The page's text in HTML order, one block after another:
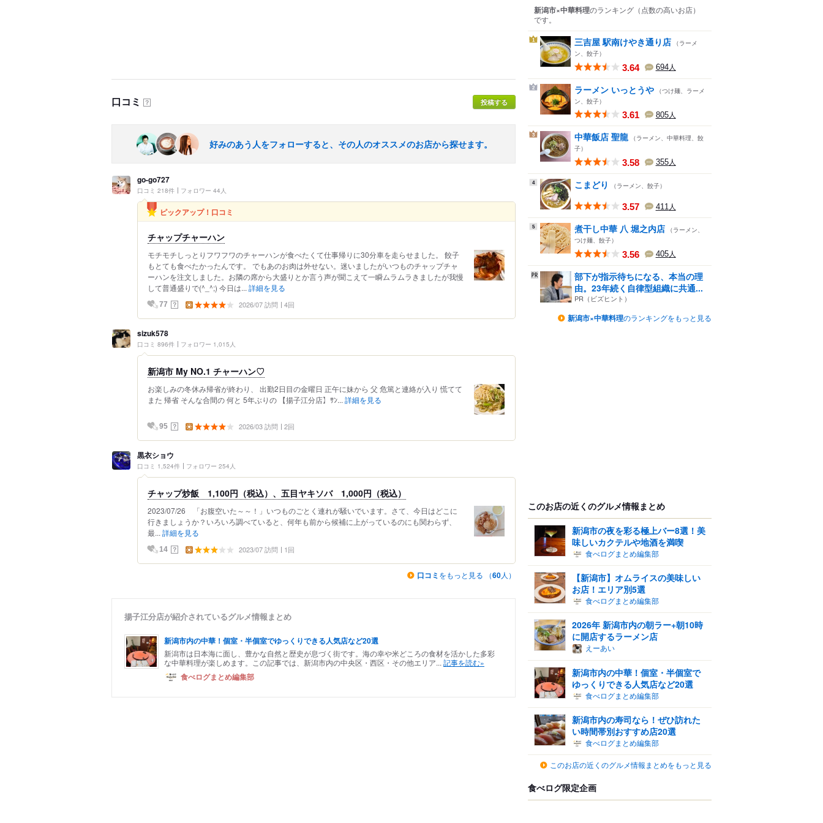
口コミ ？ 投稿する
好みのあう人をフォローすると、その人のオススメのお店から探せます。
go-go727
口コミ 218件 フォロワー 44人
ピックアップ！口コミ
チャップチャーハン
モチモチしっとりフワフワのチャーハンが食べたくて仕事帰りに30分車を走らせました。 餃子
もとても食べたかったんです。 でもあのお肉は外せない。迷いましたがいつものチャップチャ
ーハンを注文しました。お隣の席から大盛りとか言う声が聞こえて一瞬ムラムラきましたが我慢
して普通盛りで(^_^;) 今日は... 詳細を見る
77 ？ 2026/07 訪問 4回
sizuk578
口コミ 896件 フォロワー 1,015人
新潟市 My NO.1 チャーハン♡
お楽しみの冬休み帰省が終わり、 出勤2日目の金曜日 正午に妹から 父 危篤と連絡が入り 慌てて
また 帰省 そんな合間の 何と 5年ぶりの 【揚子江分店】ｻﾝ... 詳細を見る
95 ？ 2026/03 訪問 2回
黒衣ショウ
口コミ 1,524件 フォロワー 254人
チャップ炒飯 1,100円（税込）、五目ヤキソバ 1,000円（税込）
2023/07/26 「お腹空いた～～！」いつものごとく連れが騒いでいます。さて、今日はどこに
行きましょうか？いろいろ調べていると、何年も前から候補に上がっているのにも関わらず、
最... 詳細を見る
14 ？ 2023/07 訪問 1回
口コミ をもっと見る （60人）
揚子江分店が紹介されているグルメ情報まとめ
新潟市内の中華！個室・半個室でゆっくりできる人気店など20選
新潟市は日本海に面し、豊かな自然と歴史が息づく街です。海の幸や米どころの食材を活かした多彩
な中華料理が楽しめます。この記事では、新潟市内の中央区・西区・その他エリア... 記事を読む»
食べログまとめ編集部
新潟市×中華料理のランキング （点数の高いお店）
です。
1 三吉屋 駅南けやき通り店 （ラーメ
ン、餃子）
3.64 694人
2 ラーメン いっとうや （つけ麺、ラーメ
ン、餃子）
3.61 805人
3 中華飯店 聖龍 （ラーメン、中華料理、餃
子）
3.58 355人
4 こまどり （ラーメン、餃子）
3.57 411 人
5 煮干し中華 八 堀之内店 （ラーメン、
つけ麺、餃子）
3.56 405人
部下が指示待ちになる、本当の理
由。23年続く自律型組織に共通...
PR（ビズヒント）
新潟市×中華料理のランキングをもっと見る
このお店の近くのグルメ情報まとめ
新潟市の夜を彩る極上バー8選！美
味しいカクテルや地酒を満喫
食べログまとめ編集部
【新潟市】オムライスの美味しい
お店！エリア別5選
食べログまとめ編集部
2026年 新潟市内の朝ラー+朝10時
に開店するラーメン店
えーあい
新潟市内の中華！個室・半個室で
ゆっくりできる人気店など20選
食べログまとめ編集部
新潟市内の寿司なら！ぜひ訪れた
い時間帯別おすすめ店20選
食べログまとめ編集部
このお店の近くのグルメ情報まとめをもっと見る
食べログ限定企画